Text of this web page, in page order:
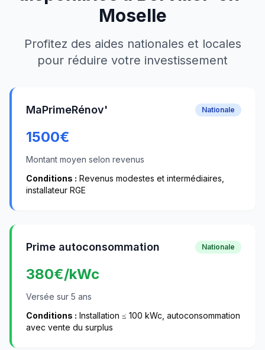
Moselle
Profitez des aides nationales et locales
pour réduire votre investissement
MaPrimeRénov' Nationale
1500€
Montant moyen selon revenus
Conditions : Revenus modestes et intermédiaires,
installateur RGE
Prime autoconsommation Nationale
380€/kWc
Versée sur 5 ans
Conditions : Installation ≤ 100 kWc, autoconsommation
avec vente du surplus